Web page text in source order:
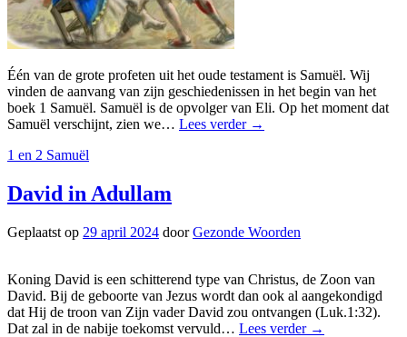
Één van de grote profeten uit het oude testament is Samuël. Wij
vinden de aanvang van zijn geschiedenissen in het begin van het
boek 1 Samuël. Samuël is de opvolger van Eli. Op het moment dat
Samuël verschijnt, zien we… Lees verder →
1 en 2 Samuël
David in Adullam
Geplaatst op 29 april 2024 doorGezonde Woorden
Koning David is een schitterend type van Christus, de Zoon van
David. Bij de geboorte van Jezus wordt dan ook al aangekondigd
dat Hij de troon van Zijn vader David zou ontvangen (Luk.1:32).
Dat zal in de nabije toekomst vervuld… Lees verder →